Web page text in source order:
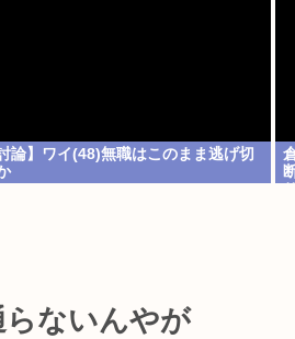
論】ワイ(48)無職はこのまま逃げ切
ないんやが